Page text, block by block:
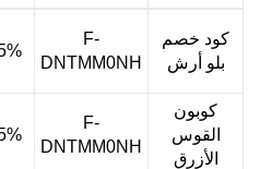
كود خصم
بلو أرش
F-
DNTMM0NH
كوبون
القوس
الأزرق
F-
DNTMM0NH